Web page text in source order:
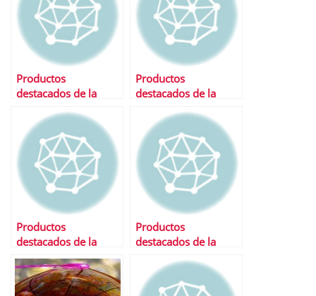
Productos
destacados de la
Productos
destacados de la
Productos
destacados de la
semana
Productos
destacados de la